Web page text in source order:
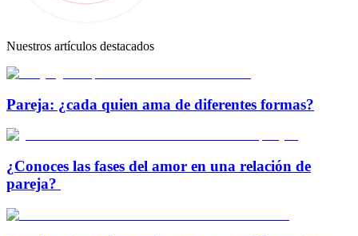
Nuestros artículos destacados
Pareja: ¿cada quien ama de diferentes formas?
¿Conoces las fases del amor en una relación de
pareja?